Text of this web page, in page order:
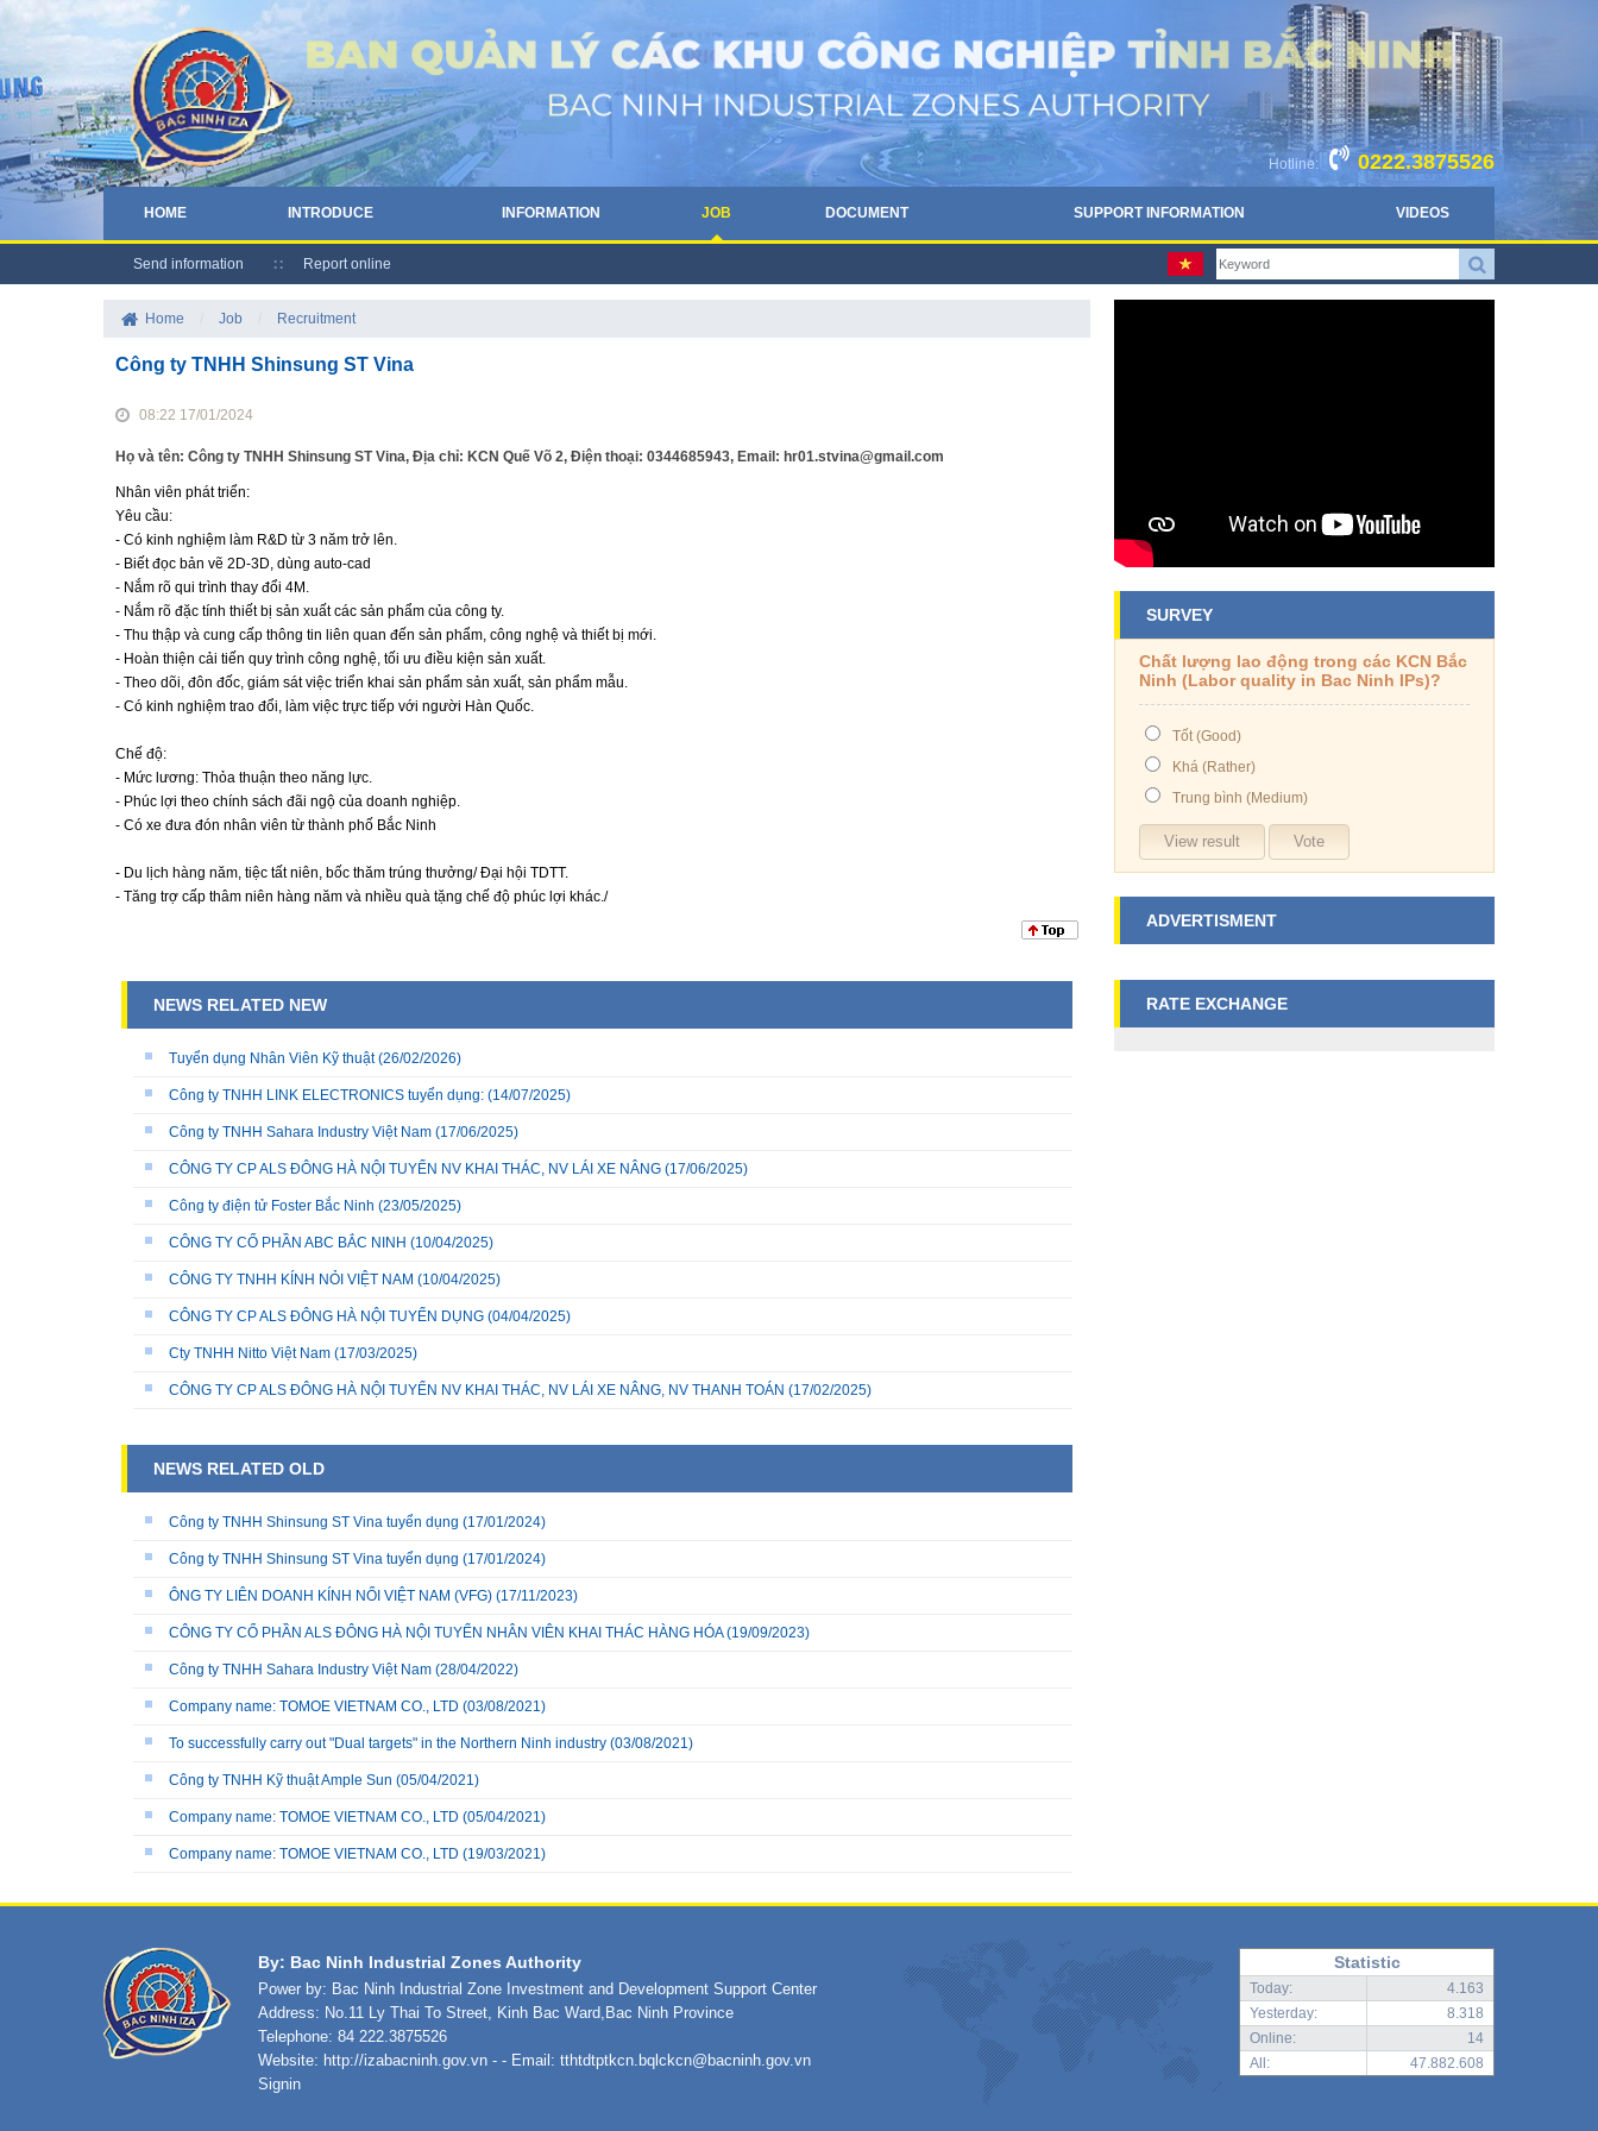
Hotline: 0222.3875526
HOME INTRODUCE INFORMATION JOB DOCUMENT SUPPORT INFORMATION VIDEOS
Send information Report online
Home Job Recruitment
Công ty TNHH Shinsung ST Vina
08:22 17/01/2024
Họ và tên: Công ty TNHH Shinsung ST Vina, Địa chỉ: KCN Quế Võ 2, Điện thoại: 0344685943, Email: hr01.stvina@gmail.com
Nhân viên phát triển:
Yêu cầu:
- Có kinh nghiệm làm R&D từ 3 năm trở lên.
- Biết đọc bản vẽ 2D-3D, dùng auto-cad
- Nắm rõ qui trình thay đổi 4M.
- Nắm rõ đặc tính thiết bị sản xuất các sản phẩm của công ty.
- Thu thập và cung cấp thông tin liên quan đến sản phẩm, công nghệ và thiết bị mới.
- Hoàn thiện cải tiến quy trình công nghệ, tối ưu điều kiện sản xuất.
- Theo dõi, đôn đốc, giám sát việc triển khai sản phẩm sản xuất, sản phẩm mẫu.
- Có kinh nghiệm trao đổi, làm việc trực tiếp với người Hàn Quốc.
Chế độ:
- Mức lương: Thỏa thuận theo năng lực.
- Phúc lợi theo chính sách đãi ngộ của doanh nghiệp.
- Có xe đưa đón nhân viên từ thành phố Bắc Ninh
- Du lịch hàng năm, tiệc tất niên, bốc thăm trúng thưởng/ Đại hội TDTT.
- Tăng trợ cấp thâm niên hàng năm và nhiều quà tặng chế độ phúc lợi khác./
NEWS RELATED NEW
Tuyển dụng Nhân Viên Kỹ thuật(26/02/2026)
Công ty TNHH LINK ELECTRONICS tuyển dụng: (14/07/2025)
Công ty TNHH Sahara Industry Việt Nam (17/06/2025)
CÔNG TY CP ALS ĐÔNG HÀ NỘI TUYỂN NV KHAI THÁC, NV LÁI XE NÂNG (17/06/2025)
Công ty điện tử Foster Bắc Ninh (23/05/2025)
CÔNG TY CỔ PHẦN ABC BẮC NINH (10/04/2025)
CÔNG TY TNHH KÍNH NỎI VIỆT NAM (10/04/2025)
CÔNG TY CP ALS ĐÔNG HÀ NỘI TUYỂN DỤNG (04/04/2025)
Cty TNHH Nitto Việt Nam (17/03/2025)
CÔNG TY CP ALS ĐÔNG HÀ NỘI TUYỂN NV KHAI THÁC, NV LÁI XE NÂNG, NV THANH TOÁN (17/02/2025)
NEWS RELATED OLD
Công ty TNHH Shinsung ST Vina tuyển dụng (17/01/2024)
Công ty TNHH Shinsung ST Vina tuyển dụng (17/01/2024)
ÔNG TY LIÊN DOANH KÍNH NỔI VIỆT NAM (VFG) (17/11/2023)
CÔNG TY CỔ PHẦN ALS ĐÔNG HÀ NỘI TUYỂN NHÂN VIÊN KHAI THÁC HÀNG HÓA(19/09/2023)
Công ty TNHH Sahara Industry Việt Nam (28/04/2022)
Company name: TOMOE VIETNAM CO., LTD (03/08/2021)
To successfully carry out "Dual targets" in the Northern Ninh industry (03/08/2021)
Công ty TNHH Kỹ thuật Ample Sun (05/04/2021)
Company name: TOMOE VIETNAM CO., LTD (05/04/2021)
Company name: TOMOE VIETNAM CO., LTD (19/03/2021)
SURVEY
Chất lượng lao động trong các KCN Bắc
Ninh (Labor quality in Bac Ninh IPs)?
Tốt (Good)
Khá (Rather)
Trung bình (Medium)
ADVERTISMENT
RATE EXCHANGE
Statistic
Today:
4.163
Yesterday:
8.318
Online:
14
All:
47.882.608
By: Bac Ninh Industrial Zones Authority
Power by: Bac Ninh Industrial Zone Investment and Development Support Center
Address: No.11 Ly Thai To Street, Kinh Bac Ward,Bac Ninh Province
Telephone: 84 222.3875526
Website: http://izabacninh.gov.vn - - Email: tthtdtptkcn.bqlckcn@bacninh.gov.vn
Signin